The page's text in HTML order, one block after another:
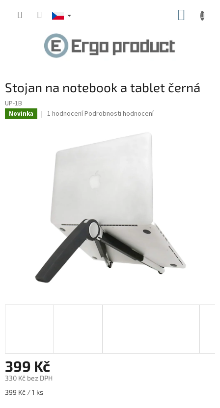
Stojan na notebook a tablet černá
UP-1B
Novinka
Průměrné
hvězdiček.
1 hodnoceníPodrobnosti hodnocení
399 Kč
330 Kč bez DPH
Měrná
399 Kč / 1 ks